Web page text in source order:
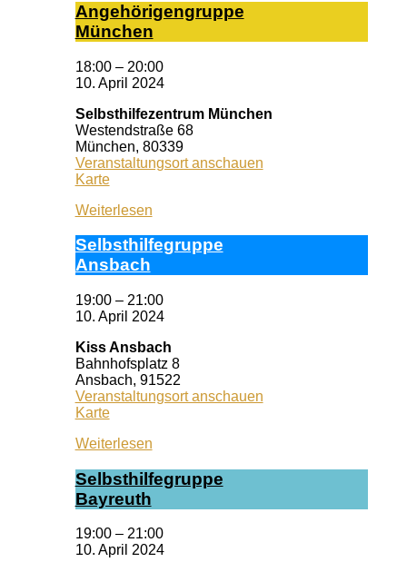
An­ge­hö­ri­gen­grup­pe
Mün­chen
18:00 – 20:00
10. April 2024
Selbsthilfezentrum München
Westendstraße 68
München, 80339
Veranstaltungsort anschauen
KarteSelbsthilfezentrum
Weiterlesen
Selbst­hil­fe­grup­pe
Ans­bach
19:00 – 21:00
10. April 2024
Kiss Ansbach
Bahnhofsplatz 8
Ansbach, 91522
Veranstaltungsort anschauen
KarteKiss
Weiterlesen
Selbst­hil­fe­grup­pe
Bay­reuth
19:00 – 21:00
10. April 2024